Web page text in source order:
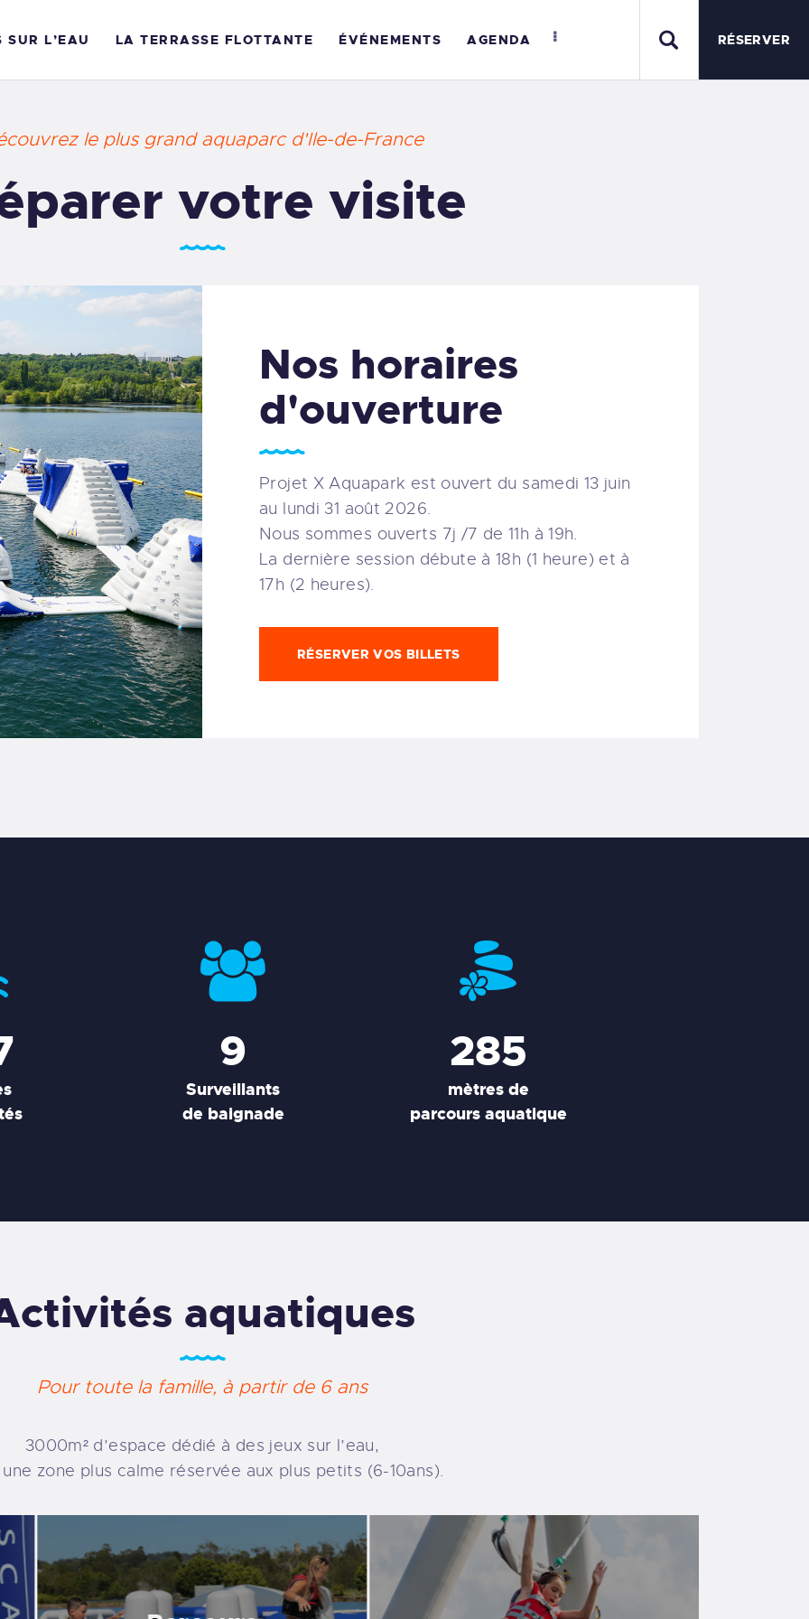
L’EAU LA TERRASSE FLOTTANTE ÉVÉNEMENTS AGENDA RÉSERVER
VISITE
SUR L’EAU
TERRASSE
RÉSERVER
le plus grand aquaparc d'Ile-de-France
votre visite
Nos horaires
d'ouverture
Projet X Aquapark est ouvert du samedi 13 juin
au lundi 31 août 2026.
Nous sommes ouverts 7j /7 de 11h à 19h.
La dernière session débute à 18h (1 heure) et à
17h (2 heures).
RÉSERVER VOS BILLETS
9
Surveillants
de baignade
285
mètres de
parcours aquatique
aquatiques
Pour toute la famille, à partir de 6 ans
3000m² d’espace dédié à des jeux sur l’eau,
zone plus calme réservée aux plus petits (6-10ans).